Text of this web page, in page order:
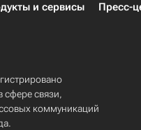
и сервисы Пресс-
сфере связи,
коммуникаций